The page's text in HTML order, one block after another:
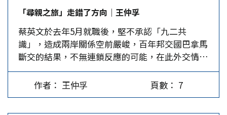
完全沒有市場，也是兩岸關係發展中的主要矛盾；
大陸應展現創新思維與善意。 其實，凡認同「一
中憲法」者，都應該體認，「一國兩制」正是大陸
對台釋放出的最大善意。理由如下。 其一，「一
國兩制」是解決歷史遺留問題的最佳方式。台灣雖
早在1945年光復，重回中國版圖，但僅僅四年後，
兩岸就因國共內戰導致兩地長時間隔絕，各自經歷
了不同的政經發展，意識形態及生活方式大不相
「尋親之旅」走錯了方向｜王仲孚
蔡英文於去年5月就職後，堅不承認「九二共
識」，造成兩岸關係空前嚴峻，百年邦交國巴拿馬
斷交的結果，不無連鎖反應的可能，在此外交情勢
險惡的關頭，中共十九大後，蔡出訪南太平三友
邦：馬紹爾群島、土瓦魯、所羅門群島，屬情理之
常，但她把出訪友邦定名為「尋親」之旅，卻令人
作者： 王仲孚 頁數： 7